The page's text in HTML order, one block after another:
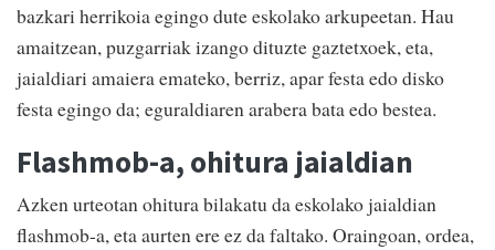
bazkari herrikoia egingo dute eskolako arkupeetan. Hau
amaitzean, puzgarriak izango dituzte gaztetxoek, eta,
jaialdiari amaiera emateko, berriz, apar festa edo disko
festa egingo da; eguraldiaren arabera bata edo bestea.
Flashmob-a, ohitura jaialdian
Azken urteotan ohitura bilakatu da eskolako jaialdian
flashmob-a, eta aurten ere ez da faltako. Oraingoan, ordea,